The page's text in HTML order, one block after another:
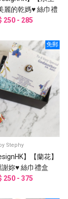
麗的乾媽♥ 絲巾禮
盒
250 - 285
免郵
Stephy
】【蘭花】
妳♥ 絲巾禮盒
250 - 375